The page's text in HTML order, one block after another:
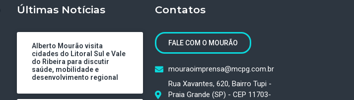
Últimas Notícias
Alberto Mourão visita
cidades do Litoral Sul e Vale
do Ribeira para discutir
saúde, mobilidade e
desenvolvimento regional
Contatos
FALE COM O MOURÃO
mouraoimprensa@mcpg.com.br
Rua Xavantes, 620, Bairro Tupi -
Praia Grande (SP) - CEP 11703-